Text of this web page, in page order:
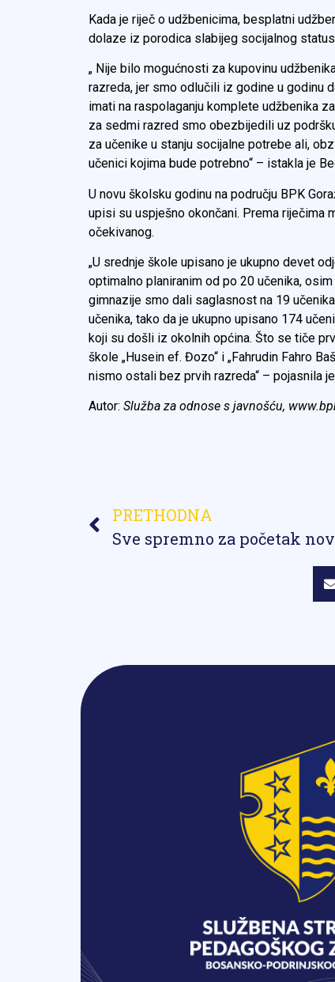
Kada je riječ o udžbenicima, besplatni
dolaze iz porodica slabijeg socijalnog
„ Nije bilo mogućnosti za kupovinu
razreda, jer smo odlučili iz godine u godinu
imati na raspolaganju komplete udžbenika
za sedmi razred smo obezbijedili uz
za učenike u stanju socijalne potrebe ali,
učenici kojima bude potrebno“ – istakla je
U novu školsku godinu na području BPK
upisi su uspješno okončani. Prema riječima
očekivanog.
„U srednje škole upisano je ukupno devet
optimalno planiranim od po 20 učenika,
gimnazije smo dali saglasnost na 19
učenika, tako da je ukupno upisano 174
koji su došli iz okolnih općina. Što se tiče
škole „Husein ef. Đozo“ i „Fahrudin Fahro
nismo ostali bez prvih razreda“ – pojasnila
Autor: Služba za odnose s javnošću,
PRETHODNA
Sve spremno za početak